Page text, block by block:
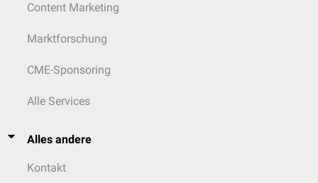
Content Marketing
Marktforschung
CME-Sponsoring
Alle Services
Alles andere
Kontakt